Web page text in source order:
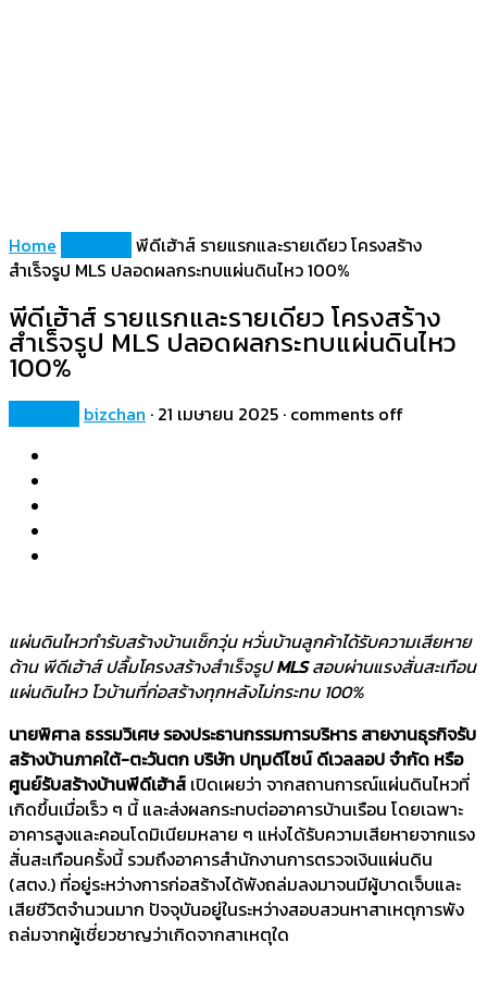
Home
พีดีเฮ้าส์ รายแรกและรายเดียว โครงสร้าง
สำเร็จรูป MLS ปลอดผลกระทบแผ่นดินไหว 100%
พีดีเฮ้าส์ รายแรกและรายเดียว โครงสร้าง
สำเร็จรูป MLS ปลอดผลกระทบแผ่นดินไหว
100%
bizchan · 21 เมษายน 2025 · comments off
แผ่นดินไหวทำรับสร้างบ้านเช็กวุ่น หวั่นบ้านลูกค้าได้รับความเสียหาย
ด้าน พีดีเฮ้าส์ ปลื้มโครงสร้างสำเร็จรูปMLSสอบผ่านแรงสั่นสะเทือน
แผ่นดินไหว โวบ้านที่ก่อสร้างทุกหลังไม่กระทบ 100%
นายพิศาล ธรรมวิเศษ รองประธานกรรมการบริหาร สายงานธุรกิจรับ
สร้างบ้านภาคใต้-ตะวันตก บริษัท ปทุมดีไซน์ ดีเวลลอป จำกัด หรือ
ศูนย์รับสร้างบ้านพีดีเฮ้าส์ เปิดเผยว่า จากสถานการณ์แผ่นดินไหวที่
เกิดขึ้นเมื่อเร็ว ๆ นี้ และส่งผลกระทบต่ออาคารบ้านเรือน โดยเฉพาะ
อาคารสูงและคอนโดมิเนียมหลาย ๆ แห่งได้รับความเสียหายจากแรง
สั่นสะเทือนครั้งนี้ รวมถึงอาคารสำนักงานการตรวจเงินแผ่นดิน
(สตง.) ที่อยู่ระหว่างการก่อสร้างได้พังถล่มลงมาจนมีผู้บาดเจ็บและ
เสียชีวิตจำนวนมาก ปัจจุบันอยู่ในระหว่างสอบสวนหาสาเหตุการพัง
ถล่มจากผู้เชี่ยวชาญว่าเกิดจากสาเหตุใด